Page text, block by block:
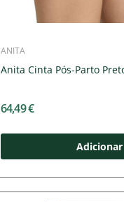
ANITA
Anita Cinta Pós-Parto
64,49 €
Adicionar